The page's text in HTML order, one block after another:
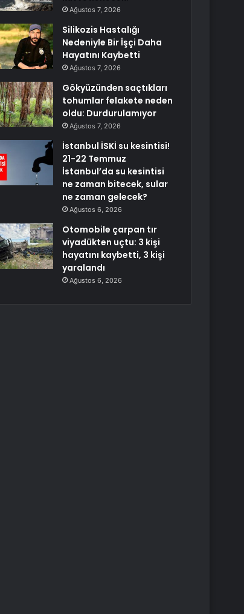
Ağustos 7, 2026
Silikozis Hastalığı
Nedeniyle Bir İşçi Daha
Hayatını Kaybetti
Ağustos 7, 2026
Gökyüzünden saçtıkları
tohumlar felakete neden
oldu: Durdurulamıyor
Ağustos 7, 2026
İstanbul İSKİ su kesintisi!
21-22 Temmuz
İstanbul’da su kesintisi
ne zaman bitecek, sular
ne zaman gelecek?
Ağustos 6, 2026
Otomobile çarpan tır
viyadükten uçtu: 3 kişi
hayatını kaybetti, 3 kişi
yaralandı
Ağustos 6, 2026